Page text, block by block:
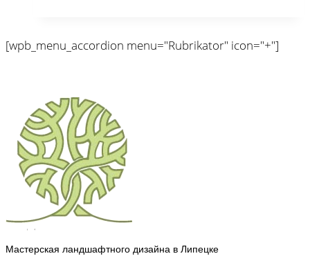
[wpb_menu_accordion menu="Rubrikator" icon="+"]
Мастерская ландшафтного дизайна в Липецке